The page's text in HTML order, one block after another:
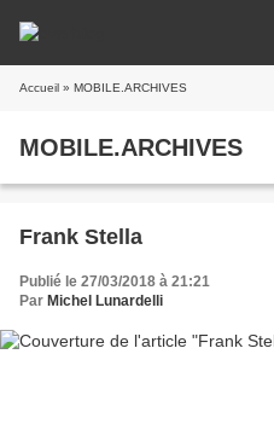
Accueil » MOBILE.ARCHIVES
MOBILE.ARCHIVES
Frank Stella
Publié le 27/03/2018 à 21:21
Par Michel Lunardelli